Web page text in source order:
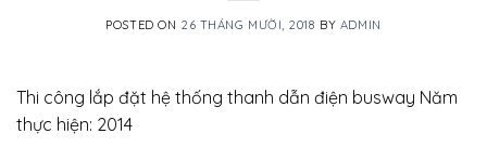
POSTED ON 26 THÁNG MƯỜI, 2018 BY ADMIN
Thi công lắp đặt hệ thống thanh dẫn điện busway Năm
thực hiện: 2014